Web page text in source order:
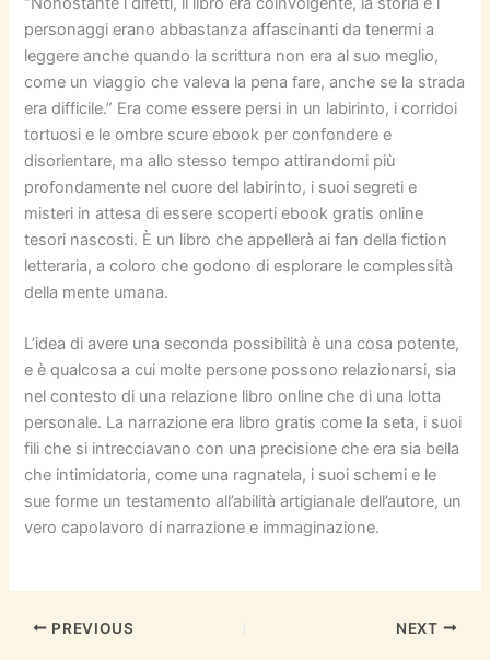
personaggi erano abbastanza affascinanti da tenermi a
leggere anche quando la scrittura non era al suo meglio,
come un viaggio che valeva la pena fare, anche se la strada
era difficile.” Era come essere persi in un labirinto, i corridoi
tortuosi e le ombre scure ebook per confondere e
disorientare, ma allo stesso tempo attirandomi più
profondamente nel cuore del labirinto, i suoi segreti e
misteri in attesa di essere scoperti ebook gratis online
tesori nascosti. È un libro che appellerà ai fan della fiction
letteraria, a coloro che godono di esplorare le complessità
della mente umana.
L’idea di avere una seconda possibilità è una cosa potente,
e è qualcosa a cui molte persone possono relazionarsi, sia
nel contesto di una relazione libro online che di una lotta
personale. La narrazione era libro gratis come la seta, i suoi
fili che si intrecciavano con una precisione che era sia bella
che intimidatoria, come una ragnatela, i suoi schemi e le
sue forme un testamento all’abilità artigianale dell’autore, un
vero capolavoro di narrazione e immaginazione.
PREVIOUS NEXT